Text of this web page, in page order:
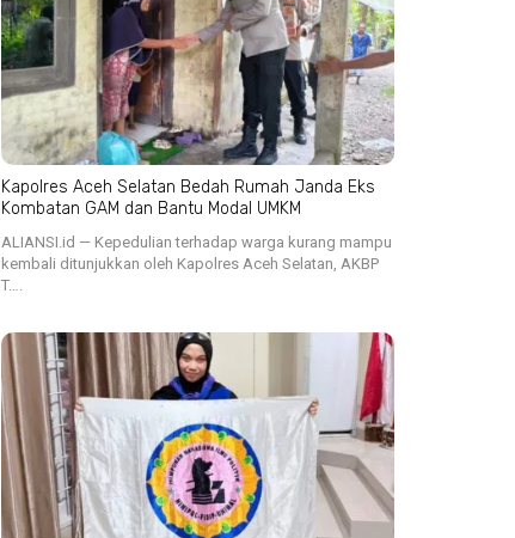
Kapolres Aceh Selatan Bedah Rumah Janda Eks
Kombatan GAM dan Bantu Modal UMKM
ALIANSI.id — Kepedulian terhadap warga kurang mampu
kembali ditunjukkan oleh Kapolres Aceh Selatan, AKBP
T….